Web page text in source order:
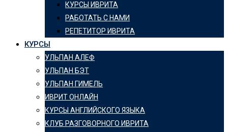
КУРСЫ ИВРИТА
РАБОТАТЬ С НАМИ
РЕПЕТИТОР ИВРИТА
КУРСЫ
УЛЬПАН АЛЕФ
УЛЬПАН БЭТ
УЛЬПАН ГИМЕЛЬ
ИВРИТ ОНЛАЙН
КУРСЫ АНГЛИЙСКОГО ЯЗЫКА
КЛУБ РАЗГОВОРНОГО ИВРИТА